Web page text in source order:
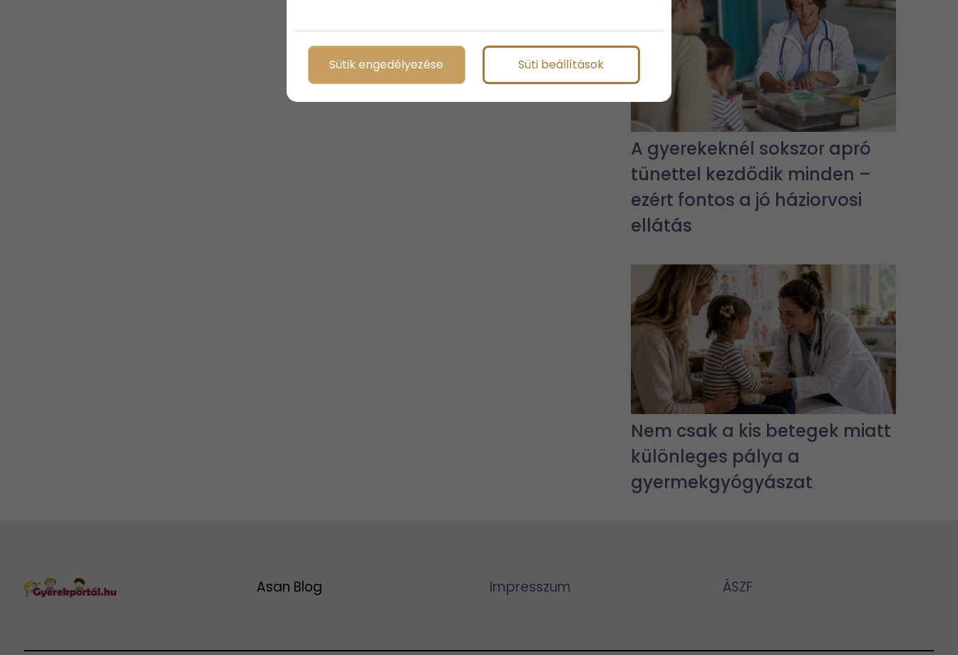
A gyerekeknél sokszor apró
tünettel kezdődik minden –
ezért fontos a jó háziorvosi
ellátás
Nem csak a kis betegek miatt
különleges pálya a
gyermekgyógyászat
Asan Blog Impresszum ÁSZF
Sütik engedélyezése Süti beállítások